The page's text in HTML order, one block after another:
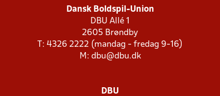
Dansk Boldspil-Union
DBU Allé 1
2605 Brøndby
T: 4326 2222 (mandag - fredag 9-16)
M: dbu@dbu.dk
DBU